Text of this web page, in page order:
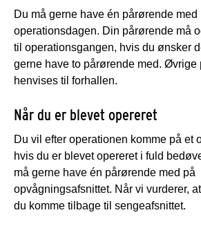
Du må gerne have én pårørende med
operationsdagen. Din pårørende må
til operationsgangen, hvis du ønsker
gerne have to pårørende med. Øvrige
henvises til forhallen.
Når du er blevet opereret
Du vil efter operationen komme på et
hvis du er blevet opereret i fuld
må gerne have én pårørende med på
opvågningsafsnittet. Når vi vurderer,
du komme tilbage til sengeafsnittet.